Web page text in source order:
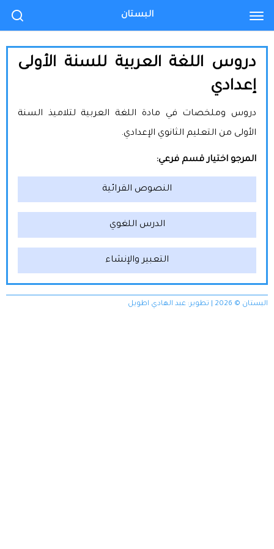
دروس اللغة العربية للسنة الأولى
إعدادي
دروس وملخصات في مادة اللغة العربية لتلاميذ السنة
الأولى من التعليم الثانوي الإعدادي.
المرجو اختيار قسم فرعي:
النصوص القرائية
الدرس اللغوي
التعبير والإنشاء
البستان © 2026 | تطوير: عبد الهادي اطويل
البستان